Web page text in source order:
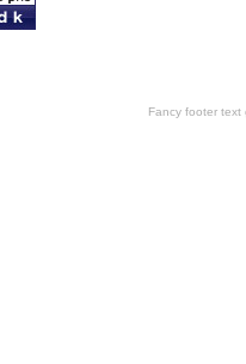
Fancy footer